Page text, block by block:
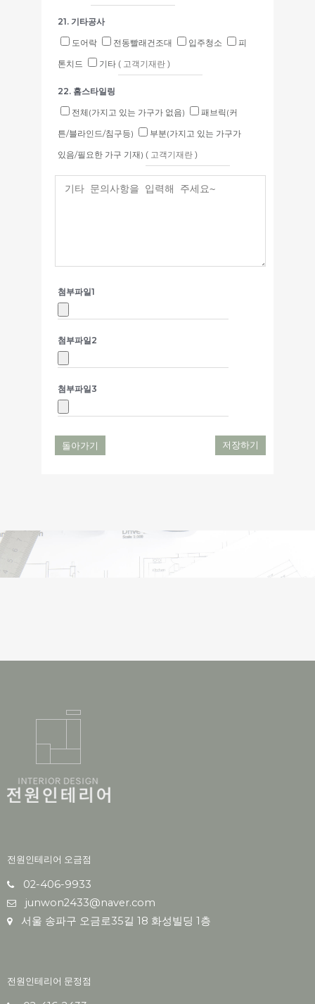
21. 기타공사
도어락
전동빨래건조대 입주청소
피
톤치드
기타
22. 홈스타일링
전체(가지고 있는 가구가 없음)
패브릭(커
튼/블라인드/침구등)
부분(가지고 있는 가구가
있음/필요한 가구 기재)
첨부파일1
첨부파일2
첨부파일3
돌아가기 저장하기
전원인테리어 오금점
02-406-9933
junwon2433@naver.com
서울 송파구 오금로35길 18 화성빌딩 1층
전원인테리어 문정점